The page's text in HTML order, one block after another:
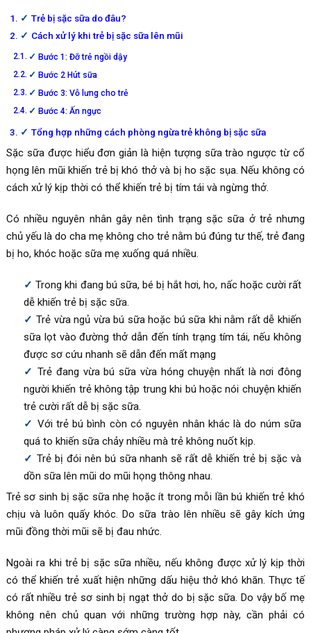
Trẻ bị sặc sữa do đâu?
Cách xử lý khi trẻ bị sặc sữa lên mũi
Bước 1: Đỡ trẻ ngồi dậy
Bước 2 Hút sữa
Bước 3: Vỗ lưng cho trẻ
Bước 4: Ấn ngực
Tổng hợp những cách phòng ngừa trẻ không bị sặc sữa
Sặc sữa được hiểu đơn giản là hiện tượng sữa trào ngược từ cổ
họng lên mũi khiến trẻ bị khó thở và bị ho sặc sụa. Nếu không có
cách xử lý kịp thời có thể khiến trẻ bị tím tái và ngừng thở.
Có nhiều nguyên nhân gây nên tình trạng sặc sữa ở trẻ nhưng
chủ yếu là do cha mẹ không cho trẻ nằm bú đúng tư thế, trẻ đang
bị ho, khóc hoặc sữa mẹ xuống quá nhiều.
Trong khi đang bú sữa, bé bị hắt hơi, ho, nấc hoặc cười rất
dễ khiến trẻ bị sặc sữa.
Trẻ vừa ngủ vừa bú sữa hoặc bú sữa khi nằm rất dễ khiến
sữa lọt vào đường thở dẫn đến tính trạng tím tái, nếu không
được sơ cứu nhanh sẽ dẫn đến mất mạng
Trẻ đang vừa bú sữa vừa hóng chuyện nhất là nơi đông
người khiến trẻ không tập trung khi bú hoặc nói chuyện khiến
trẻ cười rất dễ bị sặc sữa.
Với trẻ bú bình còn có nguyên nhân khác là do núm sữa
quá to khiến sữa chảy nhiều mà trẻ không nuốt kịp.
Trẻ bị đói nên bú sữa nhanh sẽ rất dễ khiến trẻ bị sặc và
dồn sữa lên mũi do mũi họng thông nhau.
Trẻ sơ sinh bị sặc sữa nhẹ hoặc ít trong mỗi lần bú khiến trẻ khó
chịu và luôn quấy khóc. Do sữa trào lên nhiều sẽ gây kích ứng
mũi đồng thời mũi sẽ bị đau nhức.
Ngoài ra khi trẻ bị sặc sữa nhiều, nếu không được xử lý kịp thời
có thể khiến trẻ xuất hiện những dấu hiệu thở khó khăn. Thực tế
có rất nhiều trẻ sơ sinh bị ngạt thở do bị sặc sữa. Do vậy bố mẹ
không nên chủ quan với những trường hợp này, cần phải có